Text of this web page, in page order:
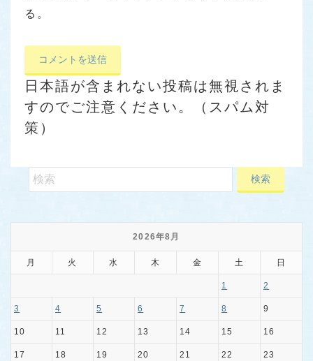
る。
日本語が含まれない投稿は無視されま
すのでご注意ください。（スパム対
策）
2026年8月
月 火 水 木 金 土 日
1 2
3 4 5 6 7 8 9
10 11 12 13 14 15 16
17 18 19 20 21 22 23